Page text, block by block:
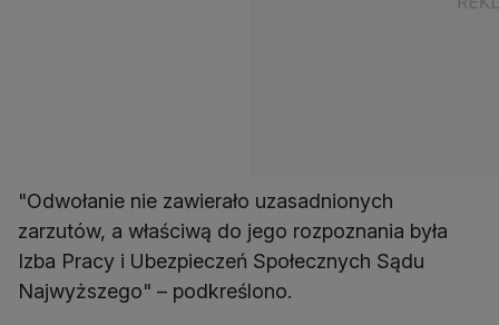
"Odwołanie nie zawierało uzasadnionych
zarzutów, a właściwą do jego rozpoznania była
Izba Pracy i Ubezpieczeń Społecznych Sądu
Najwyższego" – podkreślono.